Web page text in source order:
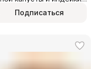
Подписаться